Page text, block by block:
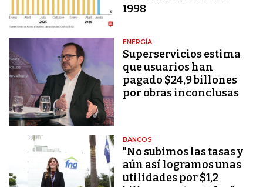
1998
ENERGÍA
Superservicios estima
que usuarios han
pagado $24,9 billones
por obras inconclusas
BANCOS
"No subimos las tasas y
aún así logramos unas
utilidades por $1,2